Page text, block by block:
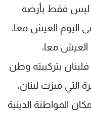
ليس فقط بأرضه
اليوم العيش معا.
العيش معا،
بتركيبته وطن
التي ميزت لبنان،
المواطنة الدينية